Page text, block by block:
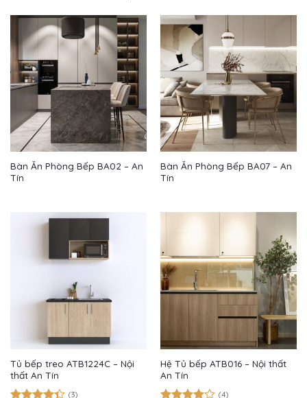
Bàn Ăn Phòng Bếp BA02 – An
Tín
Bàn Ăn Phòng Bếp BA07 – An
Tín
Tủ bếp treo ATB1224C – Nội
thất An Tín
(3)
Hệ Tủ bếp ATB016 – Nội thất
An Tín
(4)